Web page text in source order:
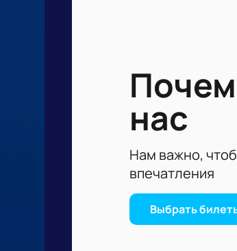
нас
Нам важно,
впечатления
Выбрать